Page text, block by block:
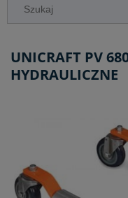
UNICRAFT PV
HYDRAULICZNE